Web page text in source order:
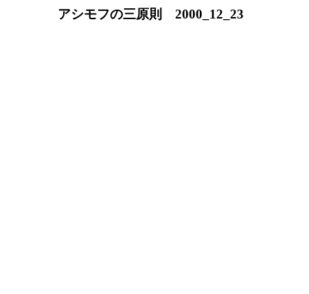
アシモフの三原則 2000_12_23